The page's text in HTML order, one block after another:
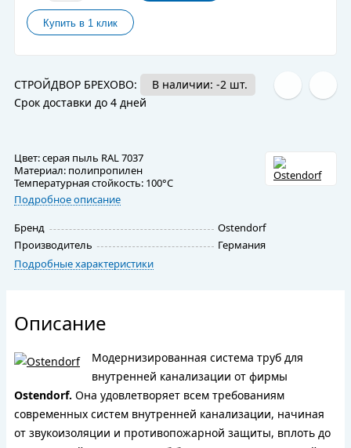
СТРОЙДВОР БРЕХОВО:
В наличии: -2 шт.
Срок доставки до 4 дней
Цвет: cерая пыль RAL 7037
Материал: полипропилен
Температурная стойкость: 100°C
Подробное описание
Бренд
Ostendorf
Производитель
Германия
Подробные характеристики
Описание
Модернизированная система труб для
внутренней канализации от фирмы
Ostendorf. Она удовлетворяет всем требованиям
современных систем внутренней канализации, начиная
от звукоизоляции и противопожарной защиты, вплоть до